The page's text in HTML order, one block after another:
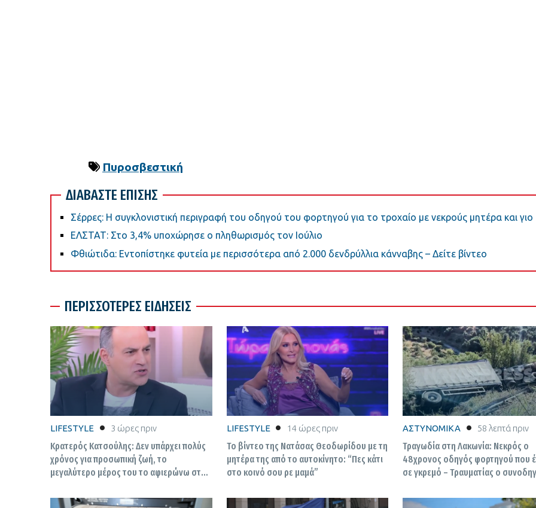
Πυροσβεστική
ΔΙΑΒΑΣΤΕ ΕΠΙΣΗΣ
Σέρρες: Η συγκλονιστική περιγραφή του οδηγού του φορτηγού για το τροχαίο με νεκρούς μητέρα και γιο
ΕΛΣΤΑΤ: Στο 3,4% υποχώρησε ο πληθωρισμός τον Ιούλιο
Φθιώτιδα: Εντοπίστηκε φυτεία με περισσότερα από 2.000 δενδρύλλια κάνναβης – Δείτε βίντεο
ΠΕΡΙΣΣΟΤΕΡΕΣ ΕΙΔΗΣΕΙΣ
LIFESTYLE 3 ώρες πριν
Κρατερός Κατσούλης: Δεν υπάρχει πολύς
χρόνος για προσωπική ζωή, το
μεγαλύτερο μέρος του το αφιερώνω στα
LIFESTYLE 14 ώρες πριν
Το βίντεο της Νατάσας Θεοδωρίδου με τη
μητέρα της από το αυτοκίνητο: “Πες κάτι
στο κοινό σου ρε μαμά”
ΑΣΤΥΝΟΜΙΚΑ 58 λεπτά πριν
Τραγωδία στη Λακωνία: Νεκρός ο
48χρονος οδηγός φορτηγού που
σε γκρεμό – Τραυματίας ο